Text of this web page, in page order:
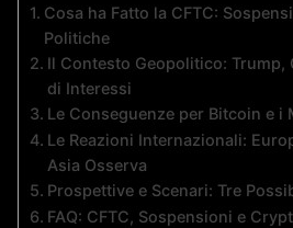
Cosa ha Fatto la CFTC:
Politiche
Il Contesto Geopolitico:
di Interessi
Le Conseguenze per Bitcoin e i
Le Reazioni Internazionali:
Asia Osserva
Prospettive e Scenari: Tre
FAQ: CFTC, Sospensioni e